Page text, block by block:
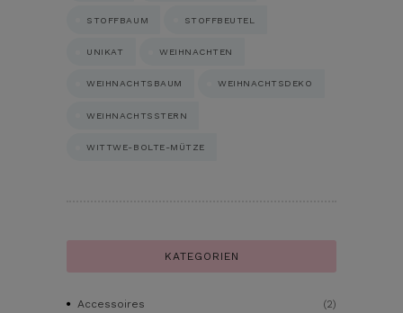
STOFFBAUM STOFFBEUTEL
UNIKAT WEIHNACHTEN
WEIHNACHTSBAUM WEIHNACHTSDEKO
WEIHNACHTSSTERN
WITTWE-BOLTE-MÜTZE
KATEGORIEN
Accessoires
(2)